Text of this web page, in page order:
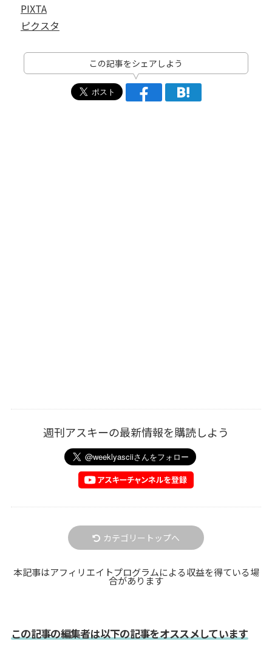
PIXTA
ピクスタ
この記事をシェアしよう
週刊アスキーの最新情報を購読しよう
カテゴリートップへ
本記事はアフィリエイトプログラムによる収益を得ている場
合があります
この記事の編集者は以下の記事をオススメしています